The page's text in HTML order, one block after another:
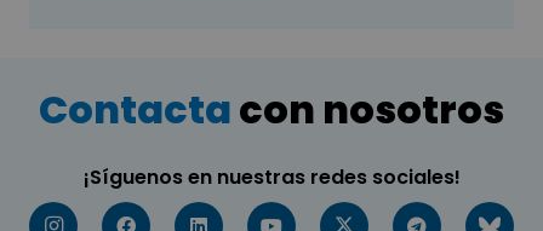
Contactacon nosotros
¡Síguenos en nuestras redes sociales!